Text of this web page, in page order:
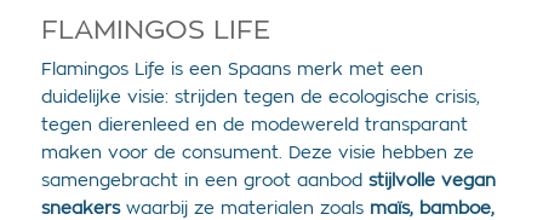
FLAMINGOS LIFE
Flamingos Life is een Spaans merk met een
duidelijke visie: strijden tegen de ecologische crisis,
tegen dierenleed en de modewereld transparant
maken voor de consument. Deze visie hebben ze
samengebracht in een groot aanbod stijlvolle vegan
sneakerswaarbij ze materialen zoals maïs, bamboe,